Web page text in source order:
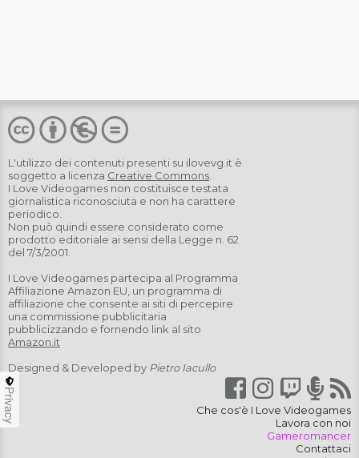
L'utilizzo dei contenuti presenti su ilovevg.it è
soggetto a licenza Creative Commons
I Love Videogames non costituisce testata
giornalistica riconosciuta e non ha carattere
periodico.
Non può quindi essere considerato come
prodotto editoriale ai sensi della Legge n. 62
del 7/3/2001.
I Love Videogames partecipa al Programma
Affiliazione Amazon EU, un programma di
affiliazione che consente ai siti di percepire
una commissione pubblicitaria
pubblicizzando e fornendo link al sito
Amazon.it
Designed & Developed by Pietro Iacullo
Che cos'è I Love Videogames
Lavora con noi
Gameromancer
Contattaci
Privacy